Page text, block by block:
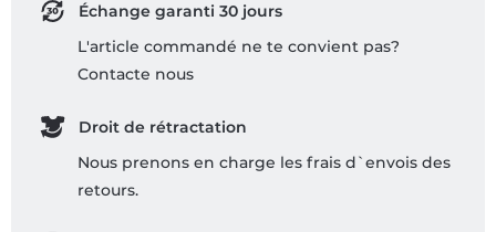
Échange garanti 30 jours
L'article commandé ne te convient pas?
Contacte nous
Droit de rétractation
Nous prenons en charge les frais d`envois des
retours.